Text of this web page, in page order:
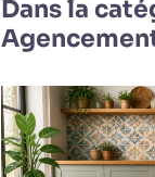
Dans la